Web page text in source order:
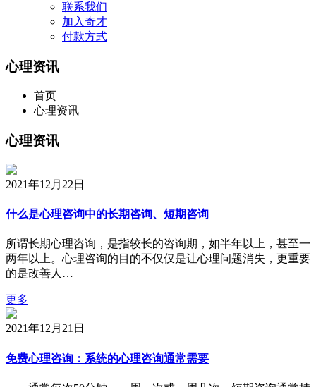
联系我们
加入奇才
付款方式
心理资讯
首页
心理资讯
心理资讯
2021年12月22日
什么是心理咨询中的长期咨询、短期咨询
所谓长期心理咨询，是指较长的咨询期，如半年以上，甚至一
两年以上。心理咨询的目的不仅仅是让心理问题消失，更重要
的是改善人…
更多
2021年12月21日
免费心理咨询：系统的心理咨询通常需要